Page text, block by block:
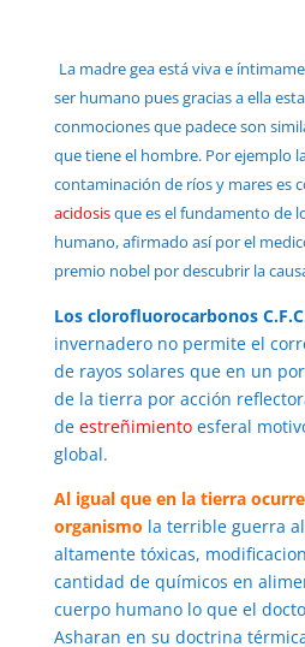
La madre gea está viva e
ser humano pues gracias a ella
conmociones que padece son
que tiene el hombre. Por ejemplo
contaminación de ríos y mares es
acidosisque es el fundamento de
humano, afirmado así por el
premio nobel por descubrir la
Los clorofluorocarbonos C.F.C
invernadero no permite el
de rayos solares que en un
de la tierra por acción
de estreñimientoesferal
global.
Al igual que en la tierra
organismo la terrible guerra
altamente tóxicas,
cantidad de químicos en
cuerpo humano lo que el
Asharan en su doctrina